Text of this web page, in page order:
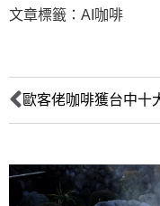
文章標籤： AI咖啡
歐客佬咖啡獲台中十